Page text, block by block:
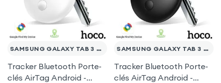
SAMSUNG GALAXY TAB 3 10.1
Tracker Bluetooth Porte-
clés AirTag Android -
SAMSUNG GALAXY TAB 3 10.1
Tracker Bluetooth Porte-
clés AirTag Android -